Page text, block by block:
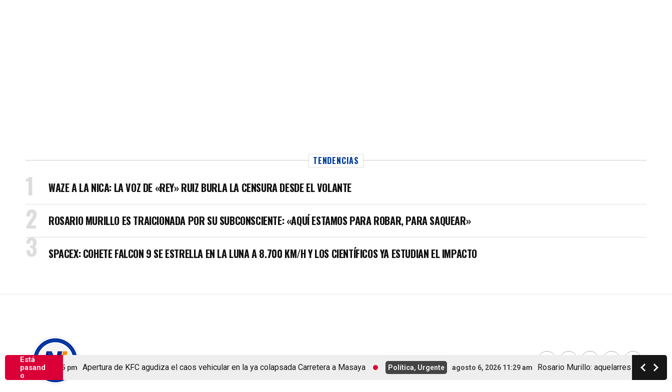
Está
pasand
o
6, 2026 1:25 pm Apertura de KFC agudiza el caos vehicular en la ya colapsada Carretera a Masaya Política, Urgente agosto 6, 2026 11:29 am Rosario Murillo: aquelarres con
TENDENCIAS
WAZE A LA NICA: LA VOZ DE «REY» RUIZ BURLA LA CENSURA DESDE EL VOLANTE
ROSARIO MURILLO ES TRAICIONADA POR SU SUBCONSCIENTE: «AQUÍ ESTAMOS PARA ROBAR, PARA SAQUEAR»
SPACEX: COHETE FALCON 9 SE ESTRELLA EN LA LUNA A 8.700 KM/H Y LOS CIENTÍFICOS YA ESTUDIAN EL IMPACTO